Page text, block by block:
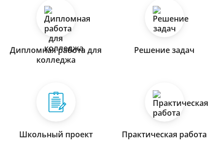
Дипломная работа для
колледжа
Решение задач
Школьный проект Практическая работа